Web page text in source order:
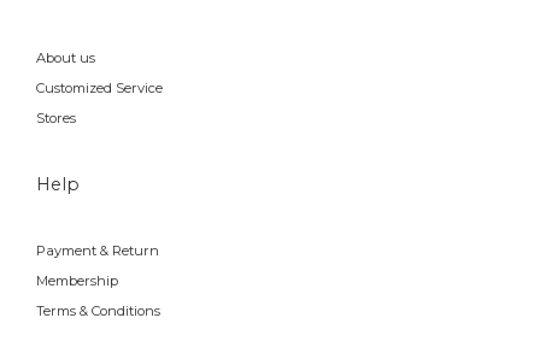
About us
Customized Service
Stores
Help
Payment & Return
Membership
Terms & Conditions